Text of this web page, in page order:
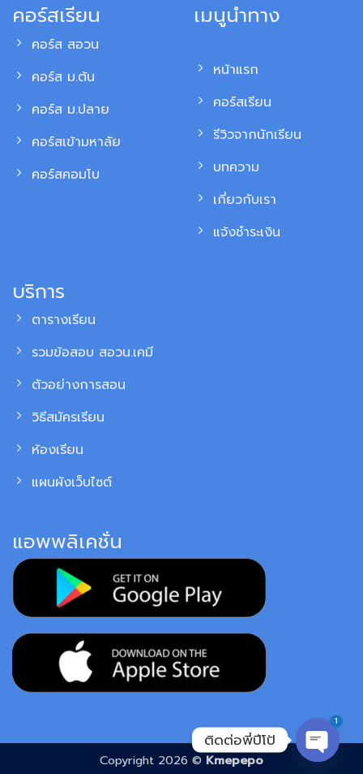
คอร์สเรียน
คอร์ส สอวน
คอร์ส ม.ต้น
คอร์ส ม.ปลาย
คอร์สเข้ามหาลัย
คอร์สคอมโบ
เมนูนำทาง
หน้าแรก
คอร์สเรียน
รีวิวจากนักเรียน
บทความ
เกี่ยวกับเรา
แจ้งชำระเงิน
บริการ
ตารางเรียน
รวมข้อสอบ สอวน.เคมี
ตัวอย่างการสอน
วิธีสมัครเรียน
ห้องเรียน
แผนผังเว็บไซต์
แอพพลิเคชั่น
Copyright 2026 © Kmepepo
ติดต่อพี่ปีโป้
1